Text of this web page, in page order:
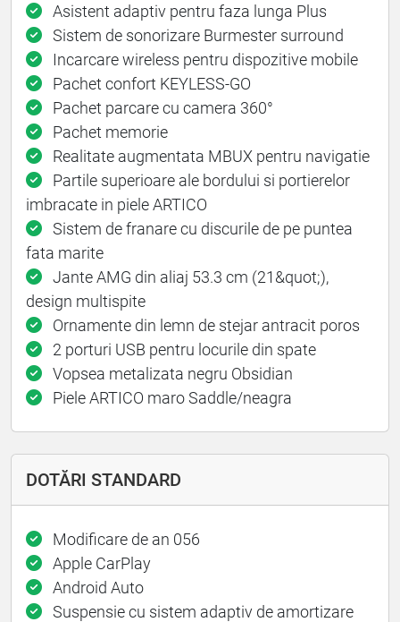
Asistent adaptiv pentru faza lunga Plus
Sistem de sonorizare Burmester surround
Incarcare wireless pentru dispozitive mobile
Pachet confort KEYLESS-GO
Pachet parcare cu camera 360°
Pachet memorie
Realitate augmentata MBUX pentru navigatie
Partile superioare ale bordului si portierelor
imbracate in piele ARTICO
Sistem de franare cu discurile de pe puntea
fata marite
Jante AMG din aliaj 53.3 cm (21&quot;),
design multispite
Ornamente din lemn de stejar antracit poros
2 porturi USB pentru locurile din spate
Vopsea metalizata negru Obsidian
Piele ARTICO maro Saddle/neagra
DOTĂRI STANDARD
Modificare de an 056
Apple CarPlay
Android Auto
Suspensie cu sistem adaptiv de amortizare